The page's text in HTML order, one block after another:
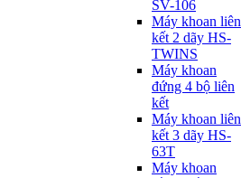
SV-106
Máy khoan liên
kết 2 dãy HS-
TWINS
Máy khoan
đứng 4 bộ liên
kết
Máy khoan liên
kết 3 dãy HS-
63T
Máy khoan